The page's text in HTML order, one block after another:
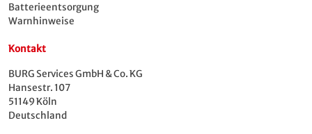
Batterieentsorgung
Warnhinweise
Kontakt
BURG Services GmbH & Co. KG
Hansestr. 107
51149 Köln
Deutschland